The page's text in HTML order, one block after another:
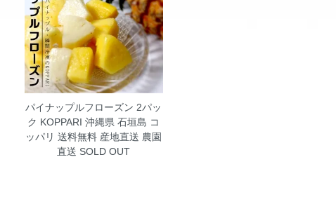
パイナップルフローズン 2パッ
ク KOPPARI 沖縄県 石垣島 コ
ッパリ 送料無料 産地直送 農園
直送 SOLD OUT